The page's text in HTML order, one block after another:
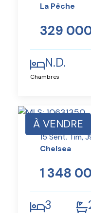
La Pêche
329
N.D.
Chambres
À VENDRE
15 Sent. Tim,
Chelsea
1 348
3